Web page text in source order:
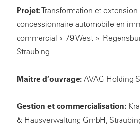
Projet:Transformation et extension
concessionnaire automobile en
commercial « 79 West »,
Straubing
Maître d’ouvrage:AVAG Holding
Gestion et commercialisation:
& Hausverwaltung GmbH,